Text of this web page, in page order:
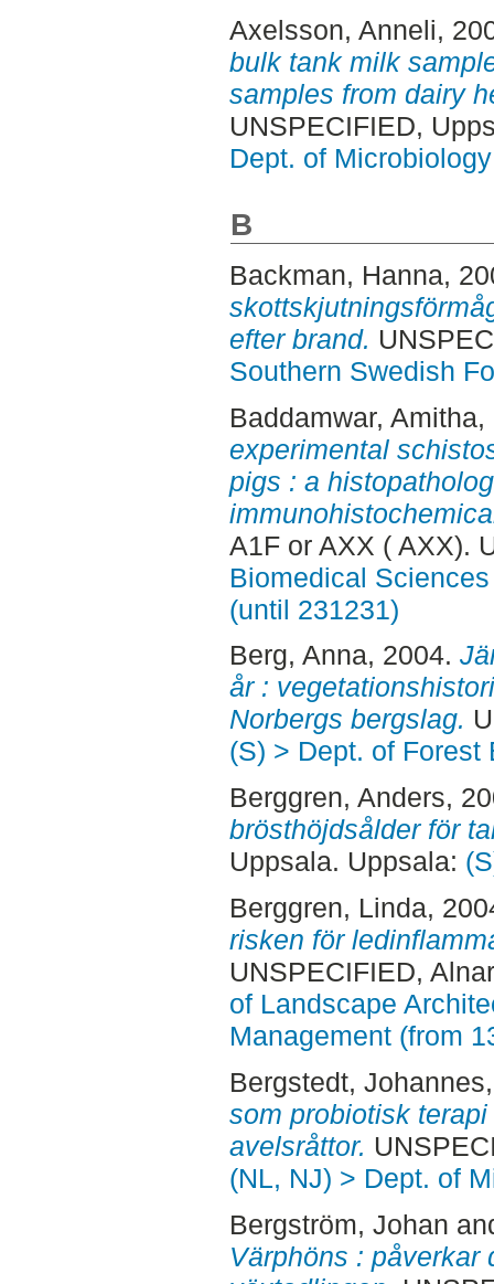
Axelsson, Anneli,
bulk tank milk
samples from dairy
UNSPECIFIED,
Dept. of Microbiology
B
Backman, Hanna,
efter brand.
Southern Swedish
Baddamwar, Amitha,
experimental
pigs : a
A1F or AXX ( AXX).
Biomedical
(until 231231)
Berg, Anna, 2004.
år :
Norbergs bergslag.
(S) > Dept. of Forest
Berggren, Anders,
brösthöjdsålder för
Uppsala. Uppsala:
Berggren, Linda,
risken för
UNSPECIFIED,
of Landscape
Management (from
Bergstedt, Johannes
som probiotisk
avelsråttor.
(NL, NJ) > Dept. of
Bergström, Johan
Värphöns : påverkar